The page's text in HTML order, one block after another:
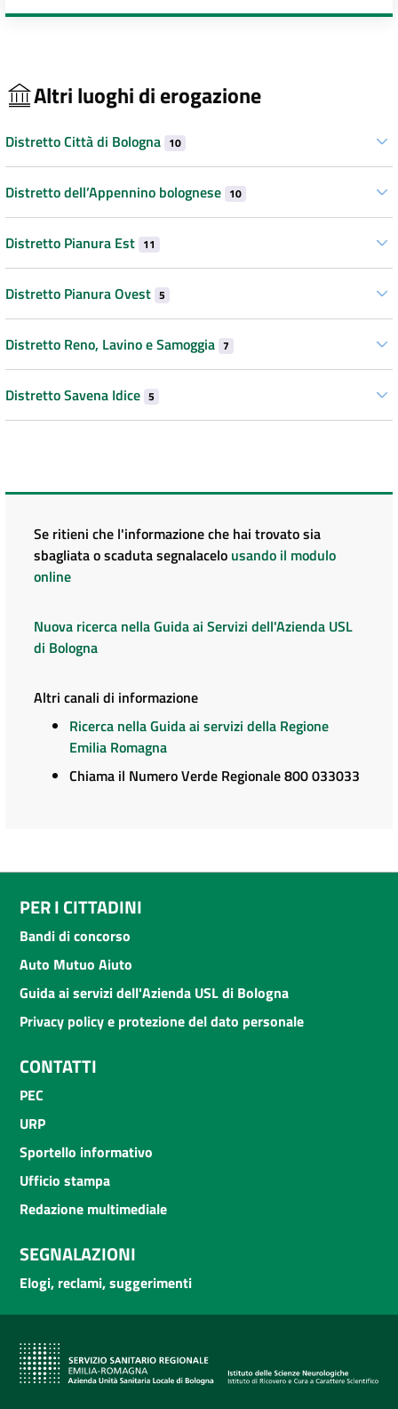
Altri luoghi di erogazione
Distretto Città di Bologna 10
Distretto dell’Appennino bolognese 10
Distretto Pianura Est 11
Distretto Pianura Ovest 5
Distretto Reno, Lavino e Samoggia 7
Distretto Savena Idice 5
Se ritieni che l'informazione che hai trovato sia
sbagliata o scaduta segnalacelo usando il modulo
online
Nuova ricerca nella Guida ai Servizi dell'Azienda USL
di Bologna
Altri canali di informazione
Ricerca nella Guida ai servizi della Regione
Emilia Romagna
Chiama il Numero Verde Regionale 800 033033
PER I CITTADINI
Bandi di concorso
Auto Mutuo Aiuto
Guida ai servizi dell'Azienda USL di Bologna
Privacy policy e protezione del dato personale
CONTATTI
PEC
URP
Sportello informativo
Ufficio stampa
Redazione multimediale
SEGNALAZIONI
Elogi, reclami, suggerimenti